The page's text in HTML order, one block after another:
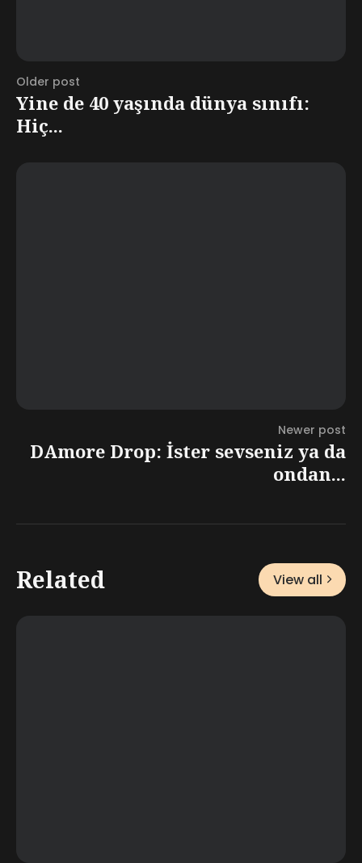
Older post
Yine de 40 yaşında dünya sınıfı:
Hiç...
Newer post
DAmore Drop: İster sevseniz ya da
ondan...
Related View all